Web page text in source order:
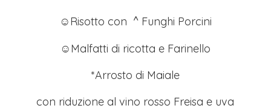
☺Risotto con ^ Funghi Porcini
☺Malfatti di ricotta e Farinello
*Arrosto di Maiale
con riduzione al vino rosso Freisa e uva